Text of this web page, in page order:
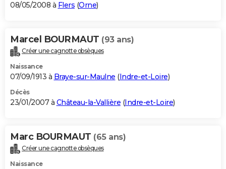
08/05/2008 à Flers (Orne)
Marcel BOURMAUT (93 ans)
Créer une cagnotte obsèques
Naissance
07/09/1913 à Braye-sur-Maulne (Indre-et-Loire)
Décès
23/01/2007 à Château-la-Vallière (Indre-et-Loire)
Marc BOURMAUT (65 ans)
Créer une cagnotte obsèques
Naissance